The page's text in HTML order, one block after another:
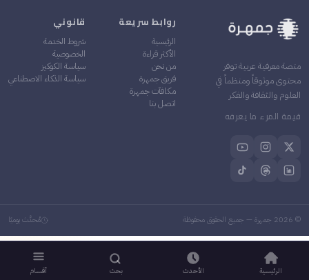
منصة معرفية عربية توفر
محتوى موثوقاً ومنظماً في
العلوم والثقافة والفكر
قيمة المرء ما يعرفه
روابط سريعة
الرئيسية
الأكثر قراءة
من نحن
فريق جمهرة
مكافآت جمهرة
اتصل بنا
قانوني
شروط الخدمة
الخصوصية
سياسة الكوكيز
سياسة الذكاء الاصطناعي
©
2026 جمهرة — جميع الحقوق محفوظة مُحدَّث يوميًا
الرئيسية الأحدث بحث أقسام